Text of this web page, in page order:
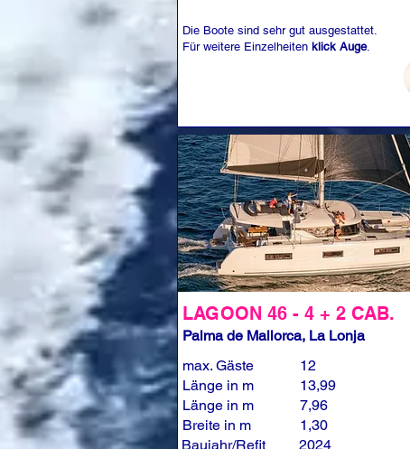
Die Boote sind sehr gut ausgestattet.
Für weitere Einzelheiten klick Auge.
LAGOON 46 - 4 + 2 CAB.
Palma de Mallorca, La Lonja
max. Gäste
Länge in m
Länge in m
Breite in m
Baujahr/Refit
12
13,99
7,96
1,30
2024